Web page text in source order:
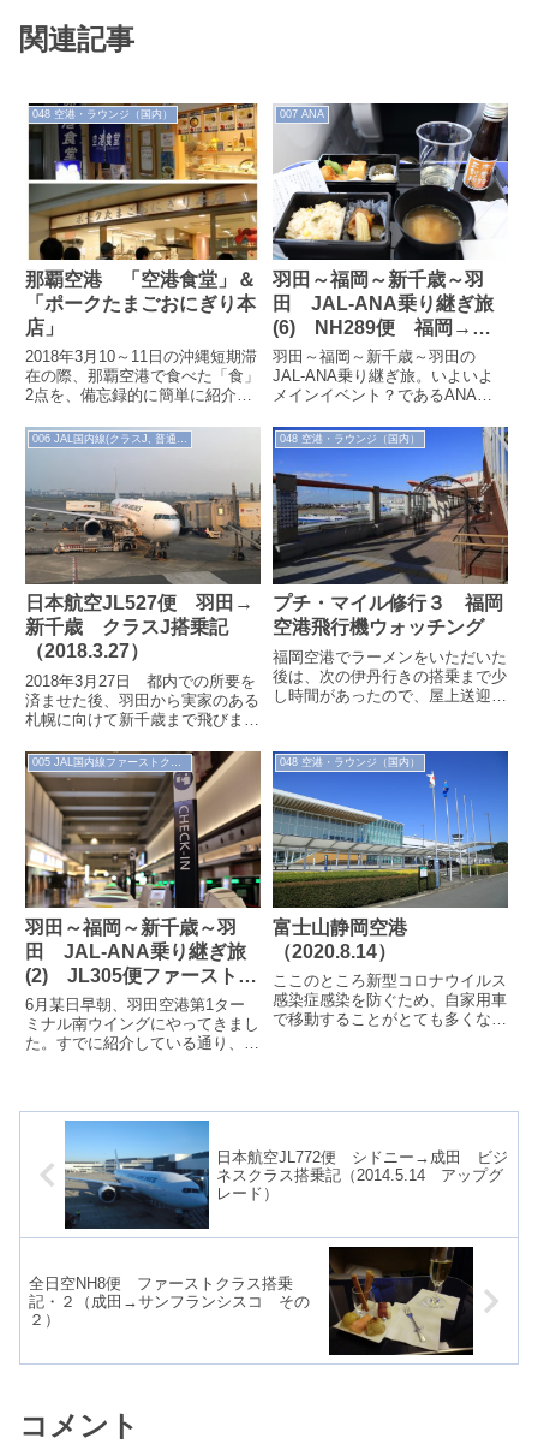
関連記事
048 空港・ラウンジ（国内）
那覇空港 「空港食堂」＆
「ポークたまごおにぎり本
店」
2018年3月10～11日の沖縄短期滞
在の際、那覇空港で食べた「食」
2点を、備忘録的に簡単に紹介し
007 ANA
羽田～福岡～新千歳～羽
田 JAL-ANA乗り継ぎ旅
(6) NH289便 福岡→新
千歳 国際線仕様プレミア
ムクラス搭乗記（2021/6）
羽田～福岡～新千歳～羽田の
JAL-ANA乗り継ぎ旅。いよいよ
メインイベント？であるANA国
搭乗、福岡～新千歳のフライトで
す。お隣り...
日本航空JL527便 羽田→
新千歳 クラスJ搭乗記
（2018.3.27）
2018年3月27日 都内での所要を
済ませた後、羽田から実家のある
札幌に向けて新千歳まで飛びま
048 空港・ラウンジ（国内）
プチ・マイル修行３ 福岡
空港飛行機ウォッチング
福岡空港でラーメンをいただいた
後は、次の伊丹行きの搭乗まで少
し時間があったので、屋上送迎デ
羽田～福岡～新千歳～羽
田 JAL-ANA乗り継ぎ旅
(2) JL305便ファーストク
ラスへ当日アップグレード
（2021/6）
6月某日早朝、羽田空港第1ター
ミナル南ウイングにやってきまし
た。すでに紹介している通り、今
048 空港・ラウンジ（国内）
富士山静岡空港
（2020.8.14）
ここのところ新型コロナウイルス
感染症感染を防ぐため、自家用車
で移動することがとても多くなり
日本航空JL772便 シドニー→成田 ビジ
ネスクラス搭乗記（2014.5.14 アップグ
レード）
全日空NH8便 ファーストクラス搭乗
記・２（成田→サンフランシスコ その
２）
コメント